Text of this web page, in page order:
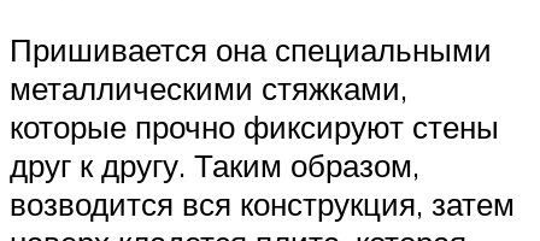
Пришивается она специальными
металлическими стяжками,
которые прочно фиксируют стены
друг к другу. Таким образом,
возводится вся конструкция, затем